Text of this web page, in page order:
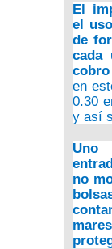
El
el
de
cada
en
0.30
y así
Uno
no